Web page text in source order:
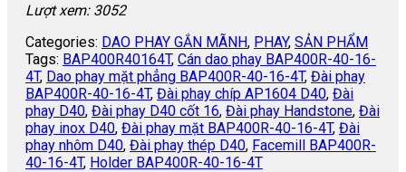
Lượt xem: 3052
Categories: DAO PHAY GẮN MÃNH, PHAY, SẢN PHẨM
Tags: BAP400R40164T, Cán dao phay BAP400R-40-16-
4T, Dao phay mặt phẳng BAP400R-40-16-4T, Đài phay
BAP400R-40-16-4T, Đài phay chíp AP1604 D40, Đài
phay D40, Đài phay D40 cốt 16, Đài phay Handstone, Đài
phay inox D40, Đài phay mặt BAP400R-40-16-4T, Đài
phay nhôm D40, Đài phay thép D40, Facemill BAP400R-
40-16-4T, Holder BAP400R-40-16-4T